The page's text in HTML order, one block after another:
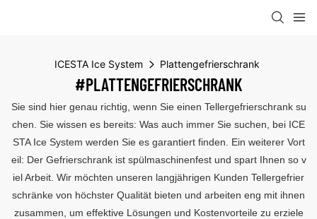
ICESTA Ice System Plattengefrierschrank
#PLATTENGEFRIERSCHRANK
Sie sind hier genau richtig, wenn Sie einen Tellergefrierschrank su
chen. Sie wissen es bereits: Was auch immer Sie suchen, bei ICE
STA Ice System werden Sie es garantiert finden. Ein weiterer Vort
eil: Der Gefrierschrank ist spülmaschinenfest und spart Ihnen so v
iel Arbeit. Wir möchten unseren langjährigen Kunden Tellergefrier
schränke von höchster Qualität bieten und arbeiten eng mit ihnen
zusammen, um effektive Lösungen und Kostenvorteile zu erziele